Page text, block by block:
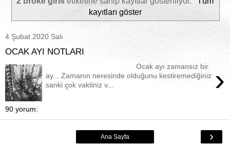
kayıtları göster
4 Şubat 2020 Salı
OCAK AYI NOTLARI
›
Ocak ayı zamansız bir
ay... Zamanın neresinde olduğunu kestiremediğiniz
sanki çok vaktiniz v...
90 yorum:
›
Ana Sayfa